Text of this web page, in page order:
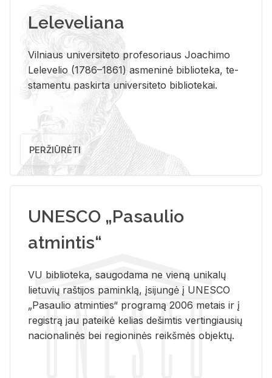
Leleveliana
Vil­niaus uni­ver­si­te­to pro­fe­so­riaus Jo­a­chi­mo
Le­le­ve­lio (1786–1861) as­me­ni­nė bi­b­lio­te­ka, te­
sta­men­tu pa­skir­ta uni­ver­si­te­to bi­b­lio­te­kai.
PERŽIŪRĖTI
UNESCO „Pasaulio
atmintis“
VU biblioteka, saugodama ne vieną unikalų
lietuvių raštijos paminklą, įsijungė į UNESCO
„Pasaulio atminties“ programą 2006 metais ir į
registrą jau pateikė kelias dešimtis vertingiausių
nacionalinės bei regioninės reikšmės objektų.